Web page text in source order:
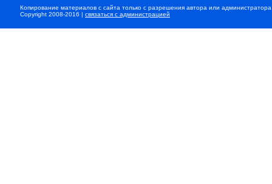
Копирование материалов с сайта только с разрешения автора или
Copyright 2008-2016 | связаться с администрацией